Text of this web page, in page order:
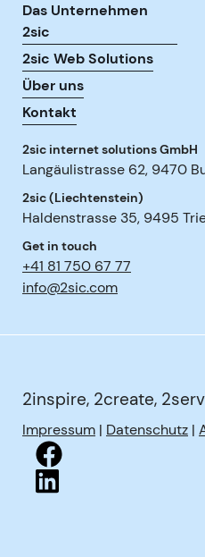
Das Unternehmen
2sic
2sic Web Solutions
Über uns
Kontakt
2sic internet solutions GmbH
Langäulistrasse 62, 9470
2sic (Liechtenstein)
Haldenstrasse 35, 9495
Get in touch
+41 81 750 67 77
info@2sic.com
2inspire, 2create,
Impressum | Datenschutz |